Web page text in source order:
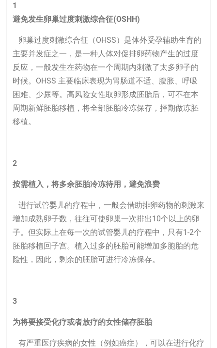
1
避免发生卵巢过度刺激综合征(OSHH)
卵巢过度刺激综合征（OHSS）是体外受孕辅助生育的
主要并发症之一，是一种人体对促排卵药物产生的过度
反应，一般发生在药物在一个周期内刺激了太多卵子的
时候。OHSS 主要临床表现为胃肠道不适、腹胀、呼吸
困难、少尿等。高风险女性取卵形成胚胎后，可不在本
周期新鲜胚胎移植，将全部胚胎冷冻保存，择期做冻胚
移植。
2
按需植入，将多余胚胎冷冻待用，避免浪费
进行试管婴儿的疗程中，一般会借助排卵药物的刺激来
增加成熟卵子数，往往可使卵巢一次排出10个以上的卵
子。但实际上在每一次的试管婴儿的疗程中，只有1-2个
胚胎移植回子宫。植入过多的胚胎可能增加多胞胎的危
险性，因此，剩余的胚胎可进行冷冻保存。
3
为将要接受化疗或者放疗的女性储存胚胎
有严重医疗疾病的女性（例如癌症），可以在进行化疗